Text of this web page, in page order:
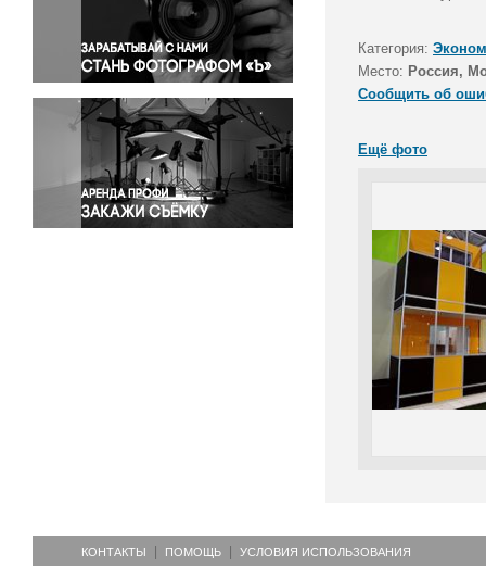
Правосудие
Происшествия и конфликты
Религия
Светская жизнь
Спорт
Экология
Экономика и бизнес
Категория:
Место: Россия,
Сообщить об
Ещё фото
КОНТАКТЫ ПОМОЩЬ УСЛОВИЯ ИСПОЛЬЗОВАНИЯ